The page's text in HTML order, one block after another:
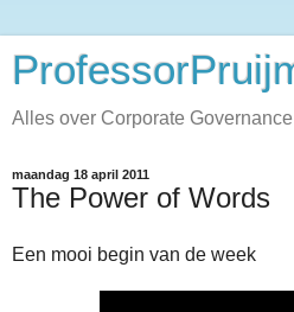
Alles over Corporate Governance
maandag 18 april 2011
The Power of Words
Een mooi begin van de week